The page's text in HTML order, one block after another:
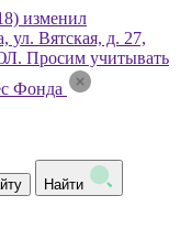
изменил
ул. Вятская, д. 27,
Просим учитывать
Фонда
Найти